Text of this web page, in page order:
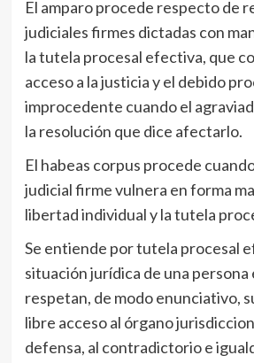
El amparo procede respecto de
judiciales firmes dictadas con
la tutela procesal efectiva, que
acceso a la justicia y el debido
improcedente cuando el
la resolución que dice afectarlo.
El habeas corpus procede
judicial firme vulnera en forma
libertad individual y la tutela
Se entiende por tutela procesal
situación jurídica de una persona
respetan, de modo enunciativo,
libre acceso al órgano
defensa, al contradictorio e